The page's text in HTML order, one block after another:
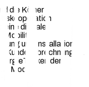
die Kölner
eine digitale
und Installation
Kundenabrechnungen.
der
Modul